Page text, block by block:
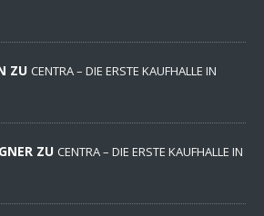
ZU CENTRA – DIE ERSTE KAUFHALLE IN
ZU CENTRA – DIE ERSTE KAUFHALLE IN